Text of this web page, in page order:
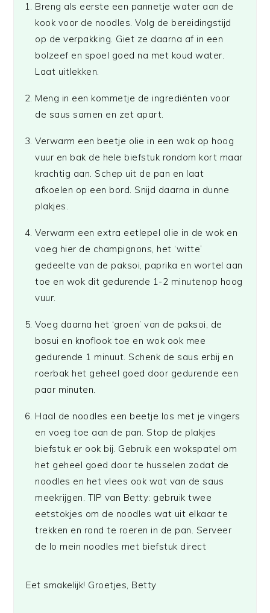
Breng als eerste een pannetje water aan de
kook voor de noodles. Volg de bereidingstijd
op de verpakking. Giet ze daarna af in een
bolzeef en spoel goed na met koud water.
Laat uitlekken.
Meng in een kommetje de ingrediënten voor
de saus samen en zet apart.
Verwarm een beetje olie in een wok op hoog
vuur en bak de hele biefstuk rondom kort maar
krachtig aan. Schep uit de pan en laat
afkoelen op een bord. Snijd daarna in dunne
plakjes.
Verwarm een extra eetlepel olie in de wok en
voeg hier de champignons, het ‘witte’
gedeelte van de paksoi, paprika en wortel aan
toe en wok dit gedurende 1-2 minutenop hoog
vuur.
Voeg daarna het ‘groen’ van de paksoi, de
bosui en knoflook toe en wok ook mee
gedurende 1 minuut. Schenk de saus erbij en
roerbak het geheel goed door gedurende een
paar minuten.
Haal de noodles een beetje los met je vingers
en voeg toe aan de pan. Stop de plakjes
biefstuk er ook bij. Gebruik een wokspatel om
het geheel goed door te husselen zodat de
noodles en het vlees ook wat van de saus
meekrijgen. TIP van Betty: gebruik twee
eetstokjes om de noodles wat uit elkaar te
trekken en rond te roeren in de pan. Serveer
de lo mein noodles met biefstuk direct
Eet smakelijk! Groetjes, Betty